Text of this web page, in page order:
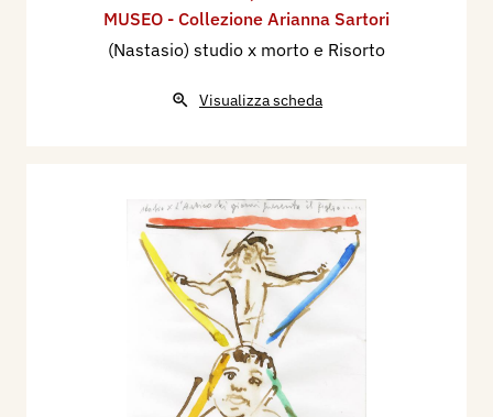
MUSEO - Collezione Arianna Sartori
(Nastasio) studio x morto e Risorto
Visualizza scheda